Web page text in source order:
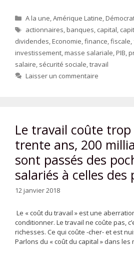
Catégories
A la une,Amérique Latine,
Étiquettes
actionnaires,banques, capital,
dividendes,Economie,finance,fiscale,
investissement,masse salariale,PIB,
salaire, sécurité sociale,travail
Laisser un commentaire
Le travail coûte trop
trente ans, 200
sont passés des
salariés à celles des
12 janvier 2018
Le « coût du travail » est une
conditionner. Le travail ne coûte pas,
richesses. Ce qui coûte -cher- et est
Parlons du « coût du capital » dans les